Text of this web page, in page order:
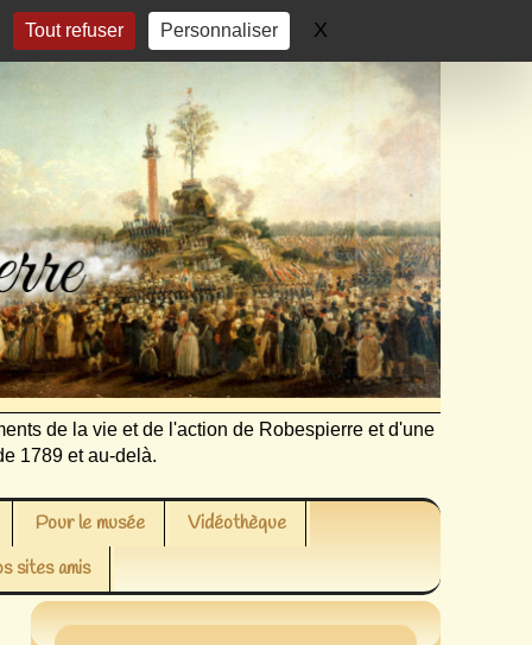
Tout refuser Personnaliser X
de la vie et de l'action de Robespierre et d'une
1789 et au-delà.
Pour le musée
Vidéothèque
sites amis